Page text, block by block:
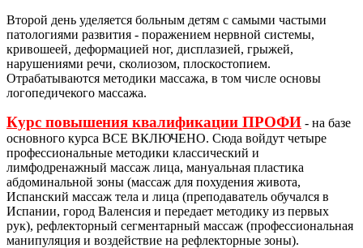
Второй день уделяется больным детям с самыми частыми
патологиями развития - поражением нервной системы,
кривошеей, деформацией ног, дисплазией, грыжей,
нарушениями речи, сколиозом, плоскостопием.
Отрабатываются методики массажа, в том числе основы
логопедичекого массажа.
Курс повышения квалификации ПРОФИ - на базе
основного курса ВСЕ ВКЛЮЧЕНО. Сюда войдут четыре
профессиональные методики классический и
лимфодренажный массаж лица, мануальная пластика
абдоминальной зоны (массаж для похудения живота,
Испанский массаж тела и лица (преподаватель обучался в
Испании, город Валенсия и передает методику из первых
рук), рефлекторный сегментарный массаж (профессиональная
манипуляция и воздействие на рефлекторные зоны).